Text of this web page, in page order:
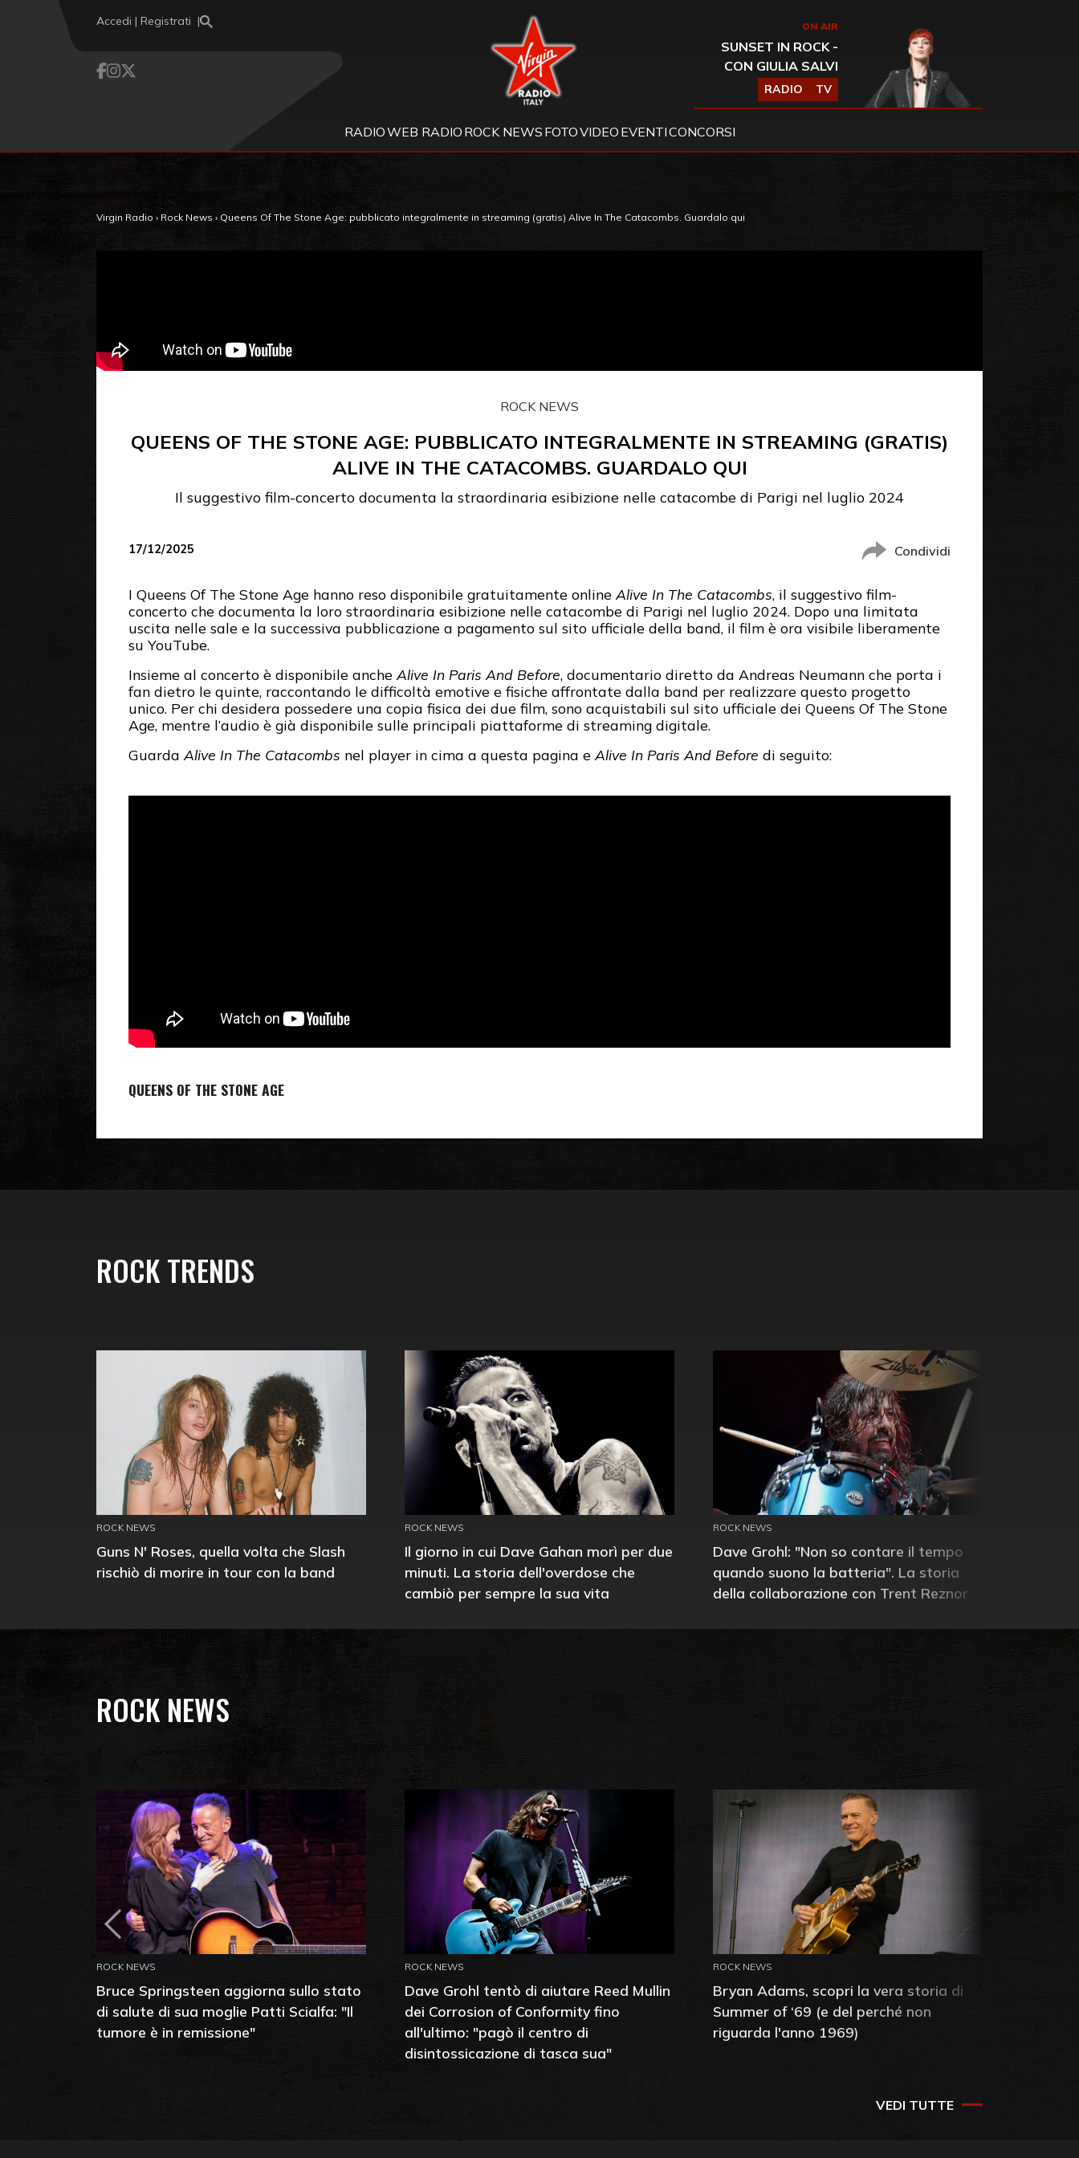
Accedi | Registrati Virgin Radio ON AIR
SUNSET IN ROCK -
CON GIULIA SALVI
RADIO TV
RADIOWEB RADIO ROCK NEWS FOTOVIDEO EVENTICONCORSI
Virgin Radio › Rock News › Queens Of The Stone Age: pubblicato integralmente in streaming (gratis) Alive In The Catacombs. Guardalo qui
ROCK NEWS
QUEENS OF THE STONE AGE: PUBBLICATO INTEGRALMENTE IN STREAMING (GRATIS)
ALIVE IN THE CATACOMBS. GUARDALO QUI
Il suggestivo film-concerto documenta la straordinaria esibizione nelle catacombe di Parigi nel luglio 2024
17/12/2025 Condividi
I Queens Of The Stone Age hanno reso disponibile gratuitamente online Alive In The Catacombs, il suggestivo film-
concerto che documenta la loro straordinaria esibizione nelle catacombe di Parigi nel luglio 2024. Dopo una limitata
uscita nelle sale e la successiva pubblicazione a pagamento sul sito ufficiale della band, il film è ora visibile liberamente
su YouTube.
Insieme al concerto è disponibile anche Alive In Paris And Before, documentario diretto da Andreas Neumann che porta i
fan dietro le quinte, raccontando le difficoltà emotive e fisiche affrontate dalla band per realizzare questo progetto
unico. Per chi desidera possedere una copia fisica dei due film, sono acquistabili sul sito ufficiale dei Queens Of The Stone
Age, mentre l’audio è già disponibile sulle principali piattaforme di streaming digitale.
Guarda Alive In The Catacombs nel player in cima a questa pagina e Alive In Paris And Before di seguito:
QUEENS OF THE STONE AGE
ROCK TRENDS
ROCK NEWS
Guns N' Roses, quella volta che Slash
rischiò di morire in tour con la band
ROCK NEWS
Il giorno in cui Dave Gahan morì per due
minuti. La storia dell'overdose che
cambiò per sempre la sua vita
ROCK NEWS
Dave Grohl: "Non so contare il tempo
quando suono la batteria". La storia
della collaborazione con Trent Reznor
ROCK NEWS
ROCK NEWS
Bruce Springsteen aggiorna sullo stato
di salute di sua moglie Patti Scialfa: "Il
tumore è in remissione"
ROCK NEWS
Dave Grohl tentò di aiutare Reed Mullin
dei Corrosion of Conformity fino
all'ultimo: "pagò il centro di
disintossicazione di tasca sua"
ROCK NEWS
Bryan Adams, scopri la vera storia di
Summer of ‘69 (e del perché non
riguarda l'anno 1969)
VEDI TUTTE